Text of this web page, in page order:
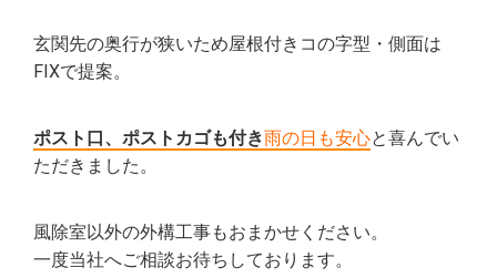
玄関先の奥行が狭いため屋根付きコの字型・側面は
FIXで提案。
ポスト口、ポストカゴも付き雨の日も安心と喜んでい
ただきました。
風除室以外の外構工事もおまかせください。
一度当社へご相談お待ちしております。